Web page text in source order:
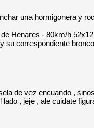
una hormigonera y
Henares - 80km/h
su correspondiente
de vez encuando ,
, jeje , ale cuidate